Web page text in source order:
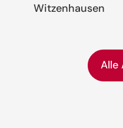
Witzenhausen
Alle